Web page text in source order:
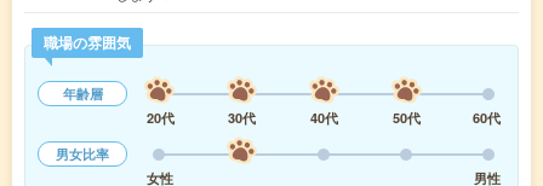
職場の雰囲気
年齢層
20代
30代 40代 50代
60代
男女比率
女性
男性